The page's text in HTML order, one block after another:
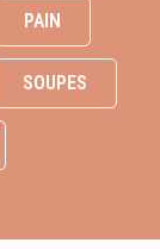
PAIN
SOUPES